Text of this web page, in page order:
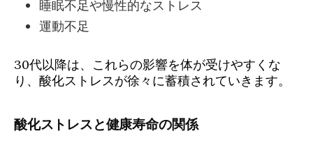
睡眠不足や慢性的なストレス
運動不足
30代以降は、これらの影響を体が受けやすくな
り、酸化ストレスが徐々に蓄積されていきます。
酸化ストレスと健康寿命の関係